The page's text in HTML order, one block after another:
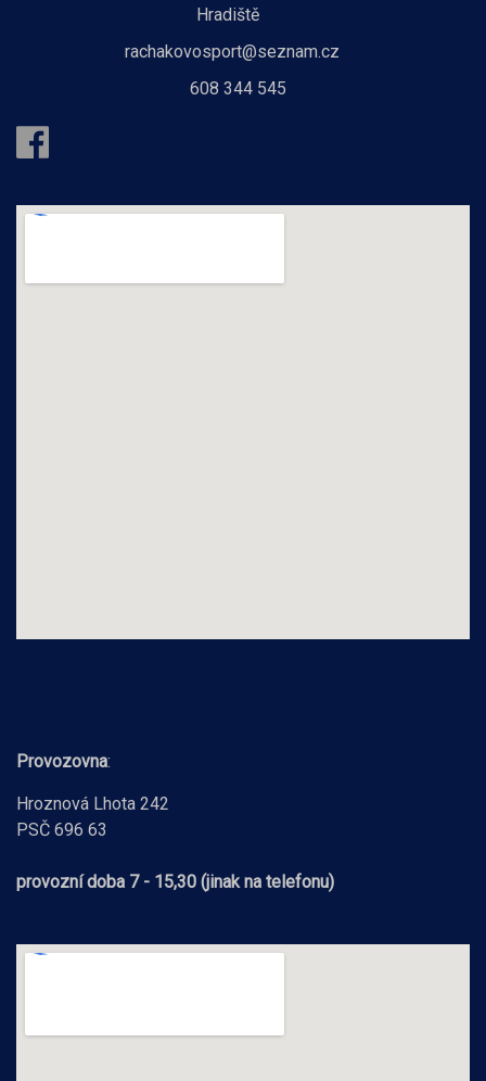
Hradiště
rachakovosport@seznam.cz
608 344 545
Provozovna:
Hroznová Lhota 242
PSČ 696 63
provozní doba 7 - 15,30 (jinak na telefonu)